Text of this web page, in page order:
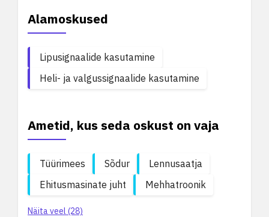
Alamoskused
Lipusignaalide kasutamine
Heli- ja valgussignaalide kasutamine
Ametid, kus seda oskust on vaja
Tüürimees Sõdur
Lennusaatja
Ehitusmasinate juht
Mehhatroonik
Näita veel (28)